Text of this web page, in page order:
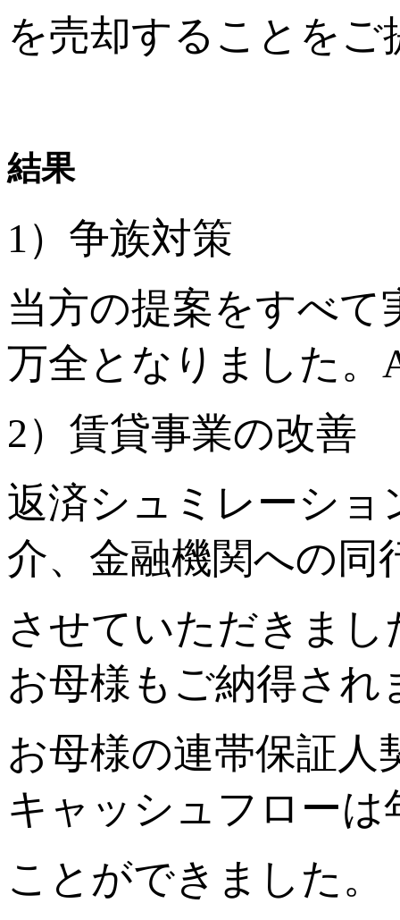
を売却することを
結果
1）争族対策
当方の提案をすべ
万全となりました
2）賃貸事業の改善
返済シュミレーショ
介、金融機関への同
させていただきま
お母様もご納得され
お母様の連帯保証人
キャッシュフロー
ことができました。